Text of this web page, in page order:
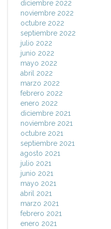
diciembre 2022
noviembre 2022
octubre 2022
septiembre 2022
julio 2022
junio 2022
mayo 2022
abril 2022
marzo 2022
febrero 2022
enero 2022
diciembre 2021
noviembre 2021
octubre 2021
septiembre 2021
agosto 2021
julio 2021
junio 2021
mayo 2021
abril 2021
marzo 2021
febrero 2021
enero 2021